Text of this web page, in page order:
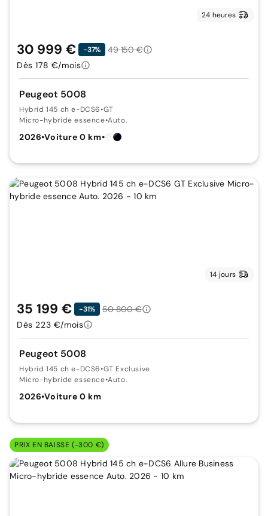
24 heures
Peugeot 5008
Hybrid 145 ch e-DCS6•GT
Micro-hybride essence•Auto.
2026•Voiture 0 km•
30 999 € -37%
49 150 €
Dès 178 €/mois
14 jours
Peugeot 5008
Hybrid 145 ch e-DCS6•GT Exclusive
Micro-hybride essence•Auto.
2026•Voiture 0 km
35 199 € -31%
50 800 €
Dès 223 €/mois
PRIX EN BAISSE (-300 €)